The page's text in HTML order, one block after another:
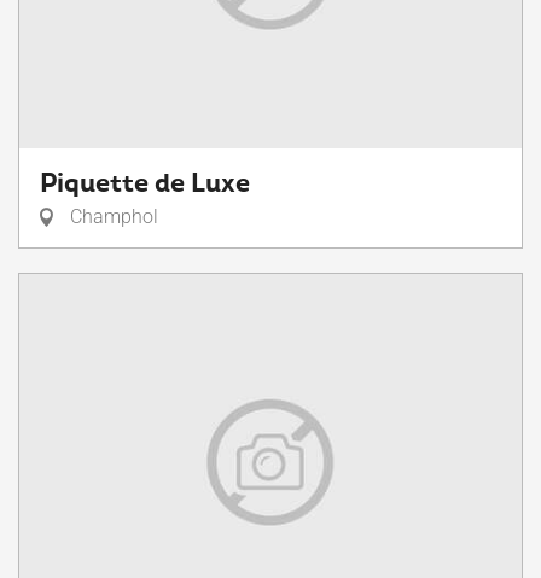
Piquette de Luxe
Champhol